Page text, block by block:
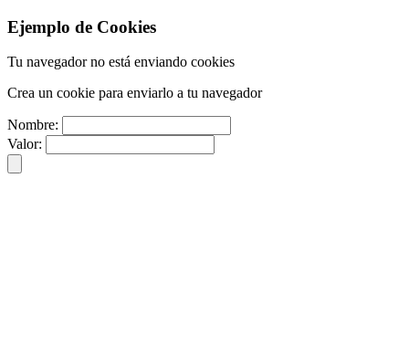
Ejemplo de Cookies
Tu navegador no está enviando cookies
Crea un cookie para enviarlo a tu navegador
Nombre:
Valor: